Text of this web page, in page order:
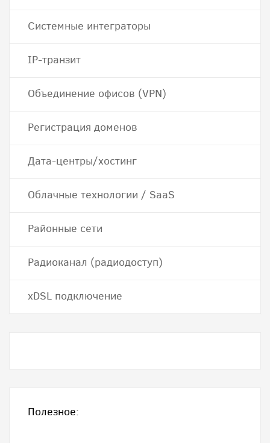
Системные интеграторы
IP-транзит
Объединение офисов (VPN)
Регистрация доменов
Дата-центры/хостинг
Облачные технологии / SaaS
Районные сети
Радиоканал (радиодоступ)
хDSL подключение
Полезное: